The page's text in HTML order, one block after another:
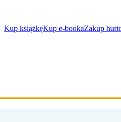
Kup książkęKup e-bookaZakup